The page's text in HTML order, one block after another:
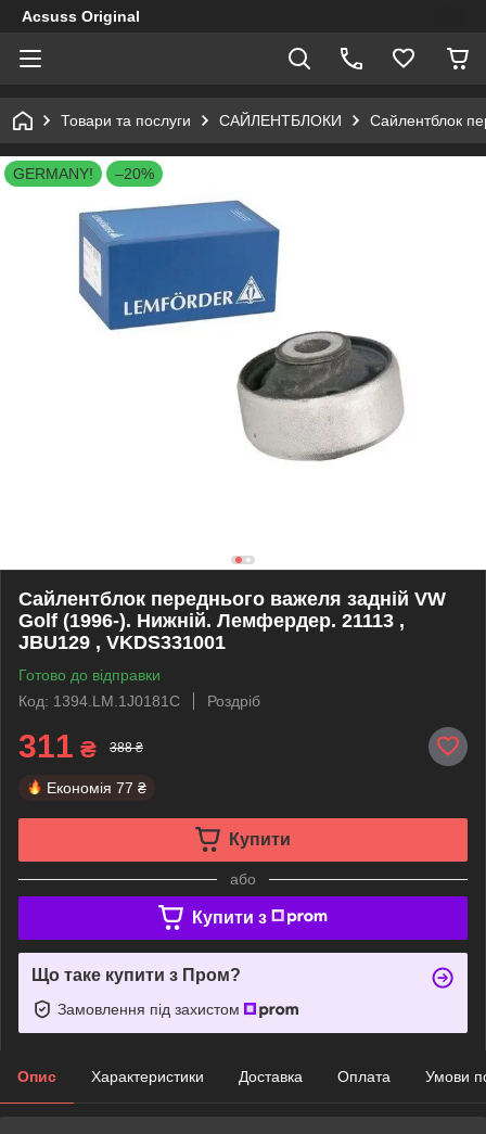
Acsuss Original
Товари та послуги САЙЛЕНТБЛОКИ Сайлентблок
GERMANY! –20%
Сайлентблок переднього важеля задній VW
Golf (1996-). Нижній. Лемфердер. 21113 ,
JBU129 , VKDS331001
Готово до відправки
Код: 1394.LM.1J0181C
Роздріб
311 ₴ 388 ₴
Економія 77 ₴
Купити
або
Купити з
Що таке купити з Пром?
Замовлення під захистом
Опис Характеристики Доставка Оплата Умови